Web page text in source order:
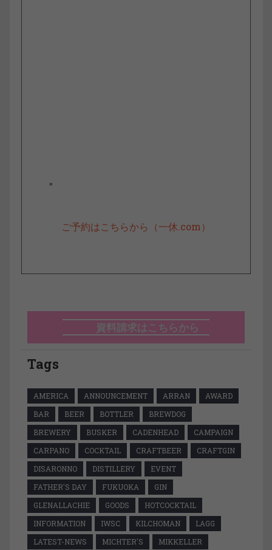
”
ご予約はこちらから（一休.com）
資料請求はこちらから
Tags
AMERICA ANNOUNCEMENT ARRAN
AWARD
BAR
BEER BOTTLER
BREWDOG
BREWERY
BUSKER CADENHEAD
CAMPAIGN
CARPANO
COCKTAIL CRAFTBEER
CRAFTGIN
DISARONNO
DISTILLERY
EVENT
FATHER'S DAY
FUKUOKA
GIN
GLENALLACHIE
GOODS
HOTCOCKTAIL
INFORMATION
IWSC KILCHOMAN
LAGG
LATEST-NEWS
MICHTER'S
MIKKELLER